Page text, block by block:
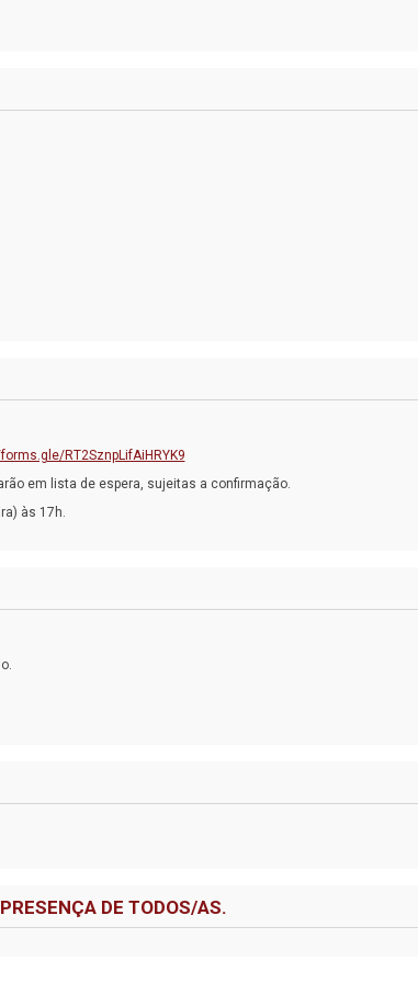
RT2SznpLifAiHRYK9
em lista de espera, sujeitas a confirmação.
às 17h.
DE TODOS/AS.